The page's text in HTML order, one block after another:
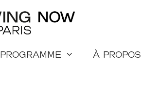
Programme à propos